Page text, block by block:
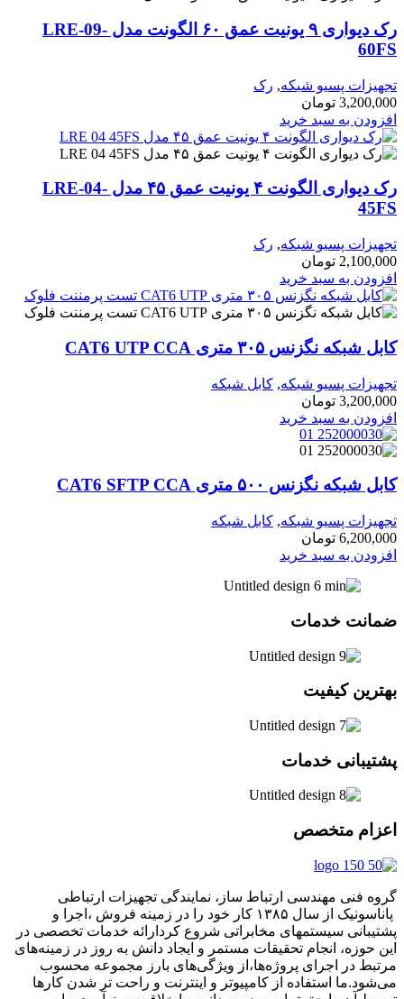
رک دیواری ۹ یونیت عمق ۶۰ الگونت مدل LRE-09-
60FS
تجهیزات پسیو شبکه, رک
3,200,000 تومان
افزودن به سبد خرید
رک دیواری الگونت ۴ یونیت عمق ۴۵ مدل LRE-04-
45FS
تجهیزات پسیو شبکه, رک
2,100,000 تومان
افزودن به سبد خرید
کابل شبکه نگزنس ۳۰۵ متری CAT6 UTP CCA
تجهیزات پسیو شبکه, کابل شبکه
3,200,000 تومان
افزودن به سبد خرید
کابل شبکه نگزنس ۵۰۰ متری CAT6 SFTP CCA
تجهیزات پسیو شبکه, کابل شبکه
6,200,000 تومان
افزودن به سبد خرید
ضمانت خدمات
بهترین کیفیت
پشتیبانی خدمات
اعزام متخصص
گروه فنی مهندسی ارتباط ساز، نمایندگی تجهیزات ارتباطی
پاناسونیک از سال ۱۳۸۵ کار خود را در زمینه فروش ،اجرا و
پشتیبانی سیستمهای مخابراتی شروع کردارائه خدمات تخصصی در
این حوزه، انجام تحقیقات مستمر و ایجاد دانش به‌ روز در زمینه‌های
مرتبط در اجرای پروژه‌ها،از ویژگی‌های بارز مجموعه محسوب
می‌شود.ما استفاده از کامپیوتر و اینترنت و راحت تر شدن کارها